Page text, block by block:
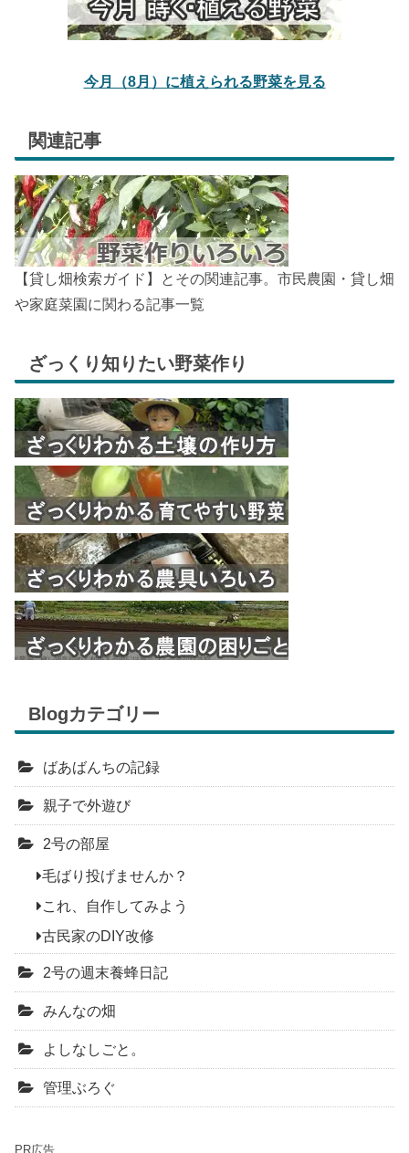
今月（8月）に植えられる野菜を見る
関連記事
【貸し畑検索ガイド】とその関連記事。市民農園・貸し畑
や家庭菜園に関わる記事一覧
ざっくり知りたい野菜作り
Blogカテゴリー
ばあばんちの記録
親子で外遊び
2号の部屋
毛ばり投げませんか？
これ、自作してみよう
古民家のDIY改修
2号の週末養蜂日記
みんなの畑
よしなしごと。
管理ぶろぐ
PR広告